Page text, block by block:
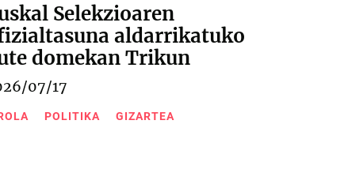
Selekzioaren
aldarrikatuko
domekan Trikun
07/17
POLITIKA GIZARTEA